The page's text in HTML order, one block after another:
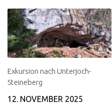
Exkursion nach Unterjoch-
Steineberg
12. NOVEMBER 2025